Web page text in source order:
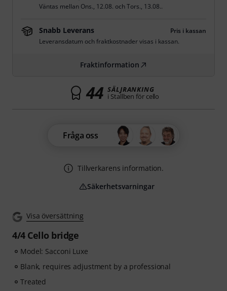
Visa översättning
4/4 Cello bridge
Model: Sacconi Luxe
Blank, requires adjustment by a professional
Treated
Väntas mellan Ons., 12.08. ochTors., 13.08..
Snabb Leverans
Pris i kassan
Leveransdatum och fraktkostnader visas i kassan.
Fraktinformation
44 SÄLJRANKING
i Stallben för cello
Fråga oss
Tillverkarens information.
Säkerhetsvarningar